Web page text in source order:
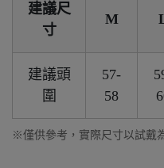
建議尺
寸
M
建議頭
圍
57-
58
※僅供參考，實際尺寸以試戴